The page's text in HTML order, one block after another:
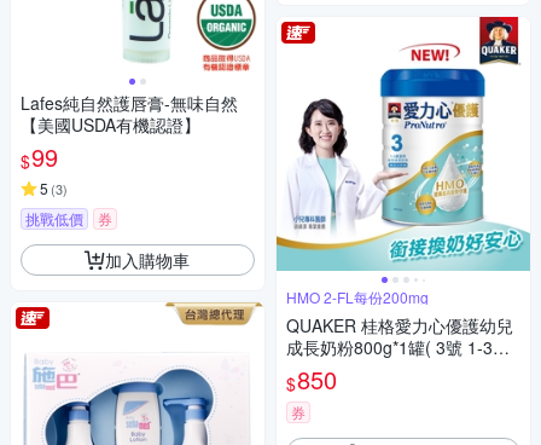
Lafes純自然護唇膏-無味自然
【美國USDA有機認證】
$99
5 (3)
挑戰低價 券
加入購物車
HMO 2-FL每份200mg
QUAKER 桂格愛力心優護幼兒
成長奶粉800g*1罐( 3號 1-3歲
幼兒適用 無添加蔗糖 銜接換奶
好安心)
$850
券